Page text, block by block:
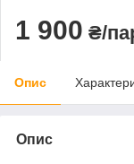
1 900 ₴/
Опис
Опис